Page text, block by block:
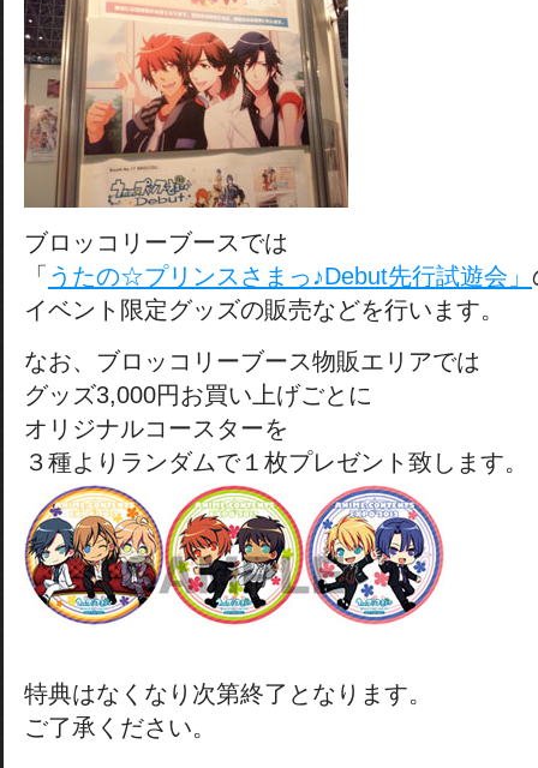
ブロッコリーブースでは
「 うたの☆プリンスさまっ♪Debut先行試遊会」
イベント限定グッズの販売などを行います。
なお、ブロッコリーブース物販エリアでは
グッズ3,000円お買い上げごとに
オリジナルコースターを
３種よりランダムで１枚プレゼント致します。
特典はなくなり次第終了となります。
ご了承ください。